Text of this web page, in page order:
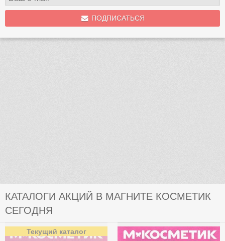
ПОДПИСАТЬСЯ
КАТАЛОГИ АКЦИЙ В МАГНИТЕ КОСМЕТИК
СЕГОДНЯ
Текущий каталог